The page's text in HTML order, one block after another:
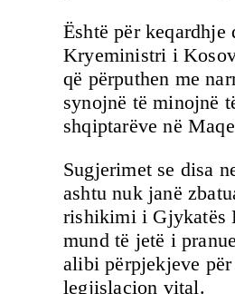
Është për keqardhje
Kryeministri i
që përputhen me
synojnë të minojnë
shqiptarëve në
Sugjerimet se disa
ashtu nuk janë
rishikimi i Gjykatës
mund të jetë i
alibi përpjekjeve për
legjislacion vital.